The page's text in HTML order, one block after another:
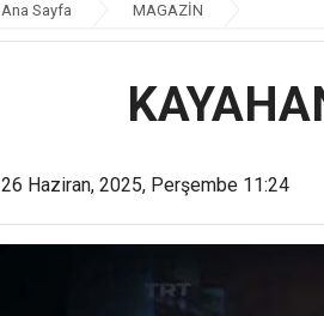
Ana Sayfa MAGAZİN
26 Haziran, 2025, Perşembe 11:24